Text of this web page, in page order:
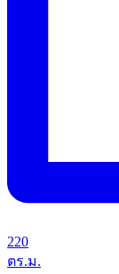
220
ตร.ม.